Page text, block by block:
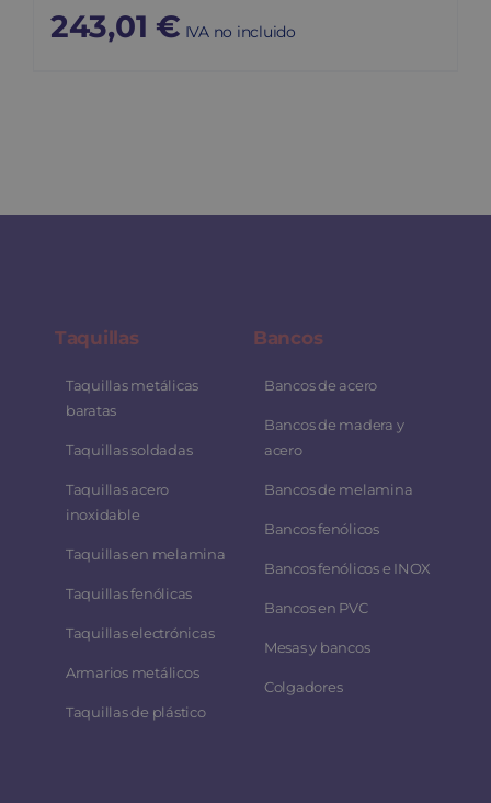
243,01 € IVA no incluido
Taquillas
Taquillas metálicas
baratas
Taquillas soldadas
Taquillas acero
inoxidable
Taquillas en melamina
Taquillas fenólicas
Taquillas electrónicas
Armarios metálicos
Taquillas de plástico
Bancos
Bancos de acero
Bancos de madera y
acero
Bancos de melamina
Bancos fenólicos
Bancos fenólicos e INOX
Bancos en PVC
Mesas y bancos
Colgadores